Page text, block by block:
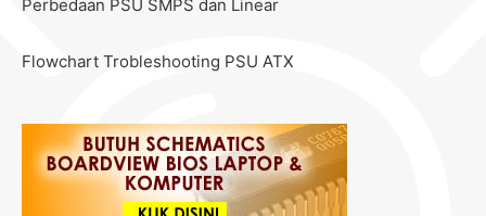
Perbedaan PSU SMPS dan Linear
Flowchart Trobleshooting PSU ATX